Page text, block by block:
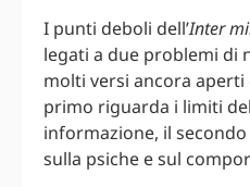
I punti deboli dell’Inter
legati a due problemi di
molti versi ancora
primo riguarda i limiti
informazione, il secondo
sulla psiche e sul